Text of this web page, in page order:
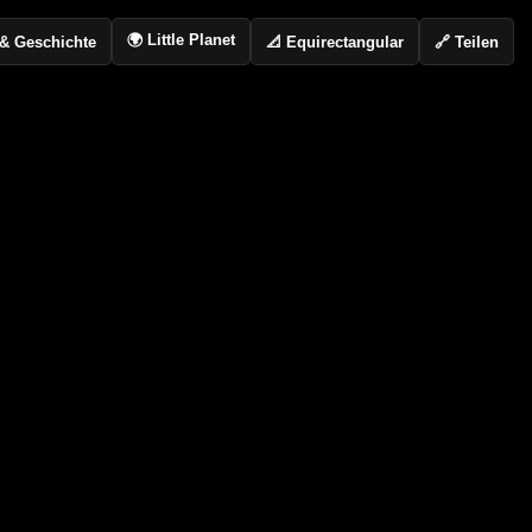
Geschichte 🌍 Little Planet 📐 Equirectangular 🔗 Teilen